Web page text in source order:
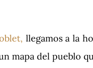
llegamos a la
mapa del pueblo